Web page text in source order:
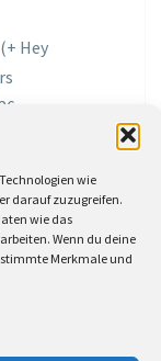
wie
darauf zuzugreifen.
wie das
Wenn du deine
Merkmale und
Hey
Astray
in der